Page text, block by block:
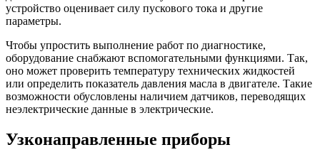
устройство оценивает силу пускового тока и другие
параметры.
Чтобы упростить выполнение работ по диагностике,
оборудование снабжают вспомогательными функциями. Так,
оно может проверить температуру технических жидкостей
или определить показатель давления масла в двигателе. Такие
возможности обусловлены наличием датчиков, переводящих
неэлектрические данные в электрические.
Узконаправленные приборы